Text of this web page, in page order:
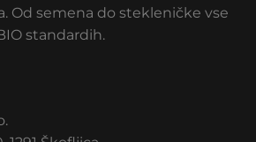
Od semena do stekleničke vse
standardih.